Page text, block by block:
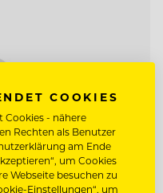
COOKIES
Cookies - nähere
Rechten als Benutzer
am Ende
um Cookies
Webseite besuchen zu
Einstellungen“, um